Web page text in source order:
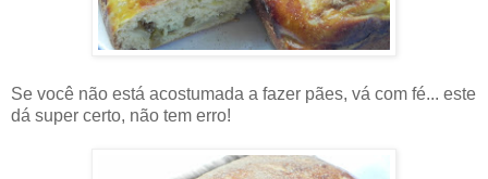
Se você não está acostumada a fazer pães, vá com fé... este
dá super certo, não tem erro!